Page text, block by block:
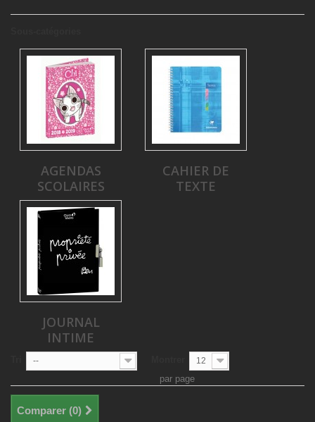
AGENDAS
SCOLAIRES
CAHIER DE
TEXTE
JOURNAL
INTIME
-- 12
par page
Comparer (0)